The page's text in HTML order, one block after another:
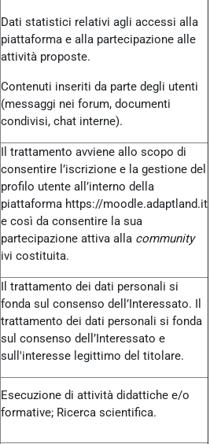
Dati statistici relativi agli accessi alla
piattaforma e alla partecipazione alle
attività proposte.
Contenuti inseriti da parte degli utenti
(messaggi nei forum, documenti
condivisi, chat interne).
Il trattamento avviene allo scopo di
consentire l’iscrizione e la gestione del
profilo utente all’interno della
piattaforma https://moodle.adaptland.it
e così da consentire la sua
partecipazione attiva alla community
ivi costituita.
Il trattamento dei dati personali si
fonda sul consenso dell’Interessato. Il
trattamento dei dati personali si fonda
sul consenso dell’Interessato e
sull'interesse legittimo del titolare.
Esecuzione di attività didattiche e/o
formative; Ricerca scientifica.